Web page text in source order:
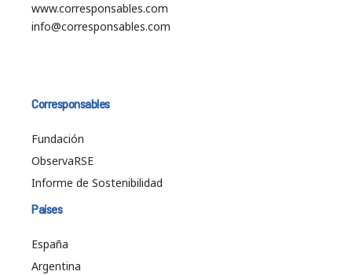
www.corresponsables.com
info@corresponsables.com
Corresponsables
Fundación
ObservaRSE
Informe de Sostenibilidad
Países
España
Argentina